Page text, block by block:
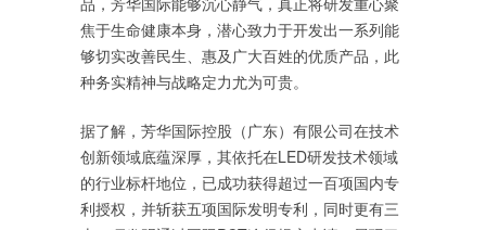
焦于生命健康本身，潜心致力于开发出一系列能
够切实改善民生、惠及广大百姓的优质产品，此
种务实精神与战略定力尤为可贵。
据了解，芳华国际控股（广东）有限公司在技术
创新领域底蕴深厚，其依托在LED研发技术领域
的行业标杆地位，已成功获得超过一百项国内专
利授权，并斩获五项国际发明专利，同时更有三